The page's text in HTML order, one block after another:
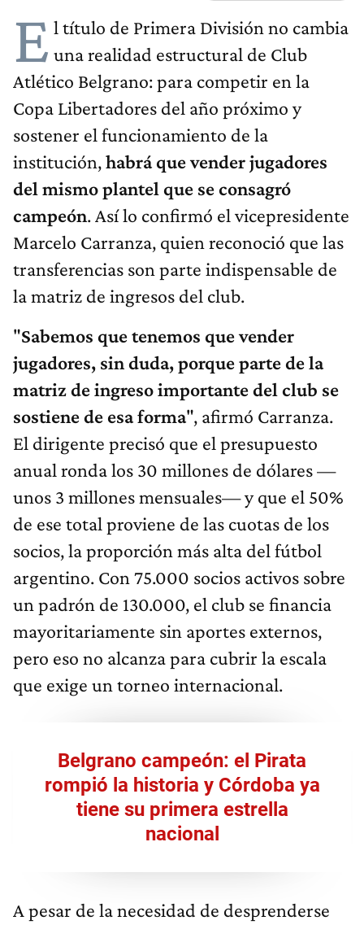
E l título de Primera División no cambia
una realidad estructural de Club
Atlético Belgrano: para competir en la
Copa Libertadores del año próximo y
sostener el funcionamiento de la
institución,habrá que vender jugadores
del mismo plantel que se consagró
campeón. Así lo confirmó el vicepresidente
Marcelo Carranza, quien reconoció que las
transferencias son parte indispensable de
la matriz de ingresos del club.
"Sabemos que tenemos que vender
jugadores, sin duda, porque parte de la
matriz de ingreso importante del club se
sostiene de esa forma", afirmó Carranza.
El dirigente precisó que el presupuesto
anual ronda los 30 millones de dólares —
unos 3 millones mensuales— y que el 50%
de ese total proviene de las cuotas de los
socios, la proporción más alta del fútbol
argentino. Con 75.000 socios activos sobre
un padrón de 130.000, el club se financia
mayoritariamente sin aportes externos,
pero eso no alcanza para cubrir la escala
que exige un torneo internacional.
Belgrano campeón: el Pirata
rompió la historia y Córdoba ya
tiene su primera estrella
nacional
A pesar de la necesidad de desprenderse